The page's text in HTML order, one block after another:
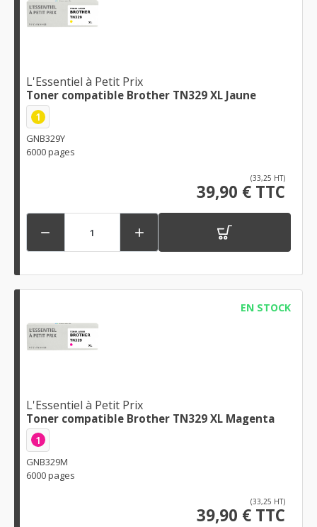
L'Essentiel à Petit Prix
Toner compatible Brother TN329 XL Jaune
1
GNB329Y
6000 pages
(33,25 HT)
39,90 € TTC
 
EN STOCK
L'Essentiel à Petit Prix
Toner compatible Brother TN329 XL Magenta
1
GNB329M
6000 pages
(33,25 HT)
39,90 € TTC